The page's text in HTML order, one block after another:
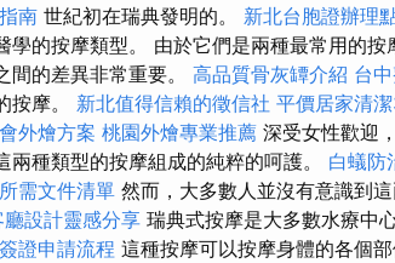
南 世紀初在瑞典發明的。 新北台胞證辦理
學的按摩類型。 由於它們是兩種最常用的
間的差異非常重要。 高品質骨灰罈介紹 台
按摩。 新北值得信賴的徵信社 平價居家清
外燴方案 桃園外燴專業推薦 深受女性歡迎
兩種類型的按摩組成的純粹的呵護。 白蟻防
需文件清單 然而，大多數人並沒有意識到
廳設計靈感分享 瑞典式按摩是大多數水療中
證申請流程 這種按摩可以按摩身體的各個